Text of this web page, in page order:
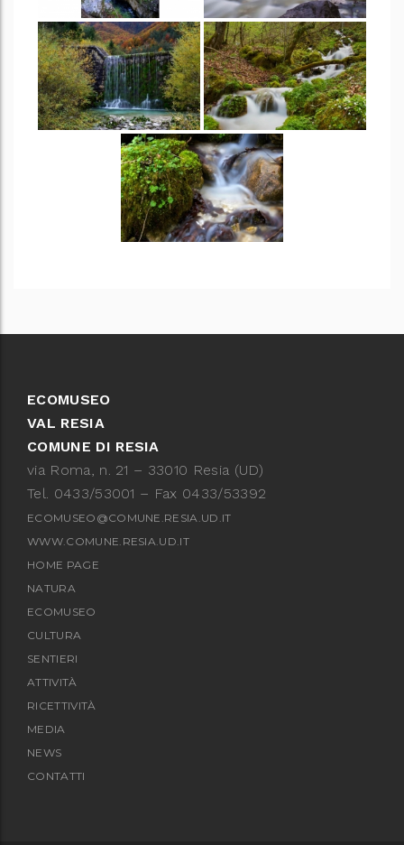
ECOMUSEO
VAL RESIA
COMUNE DI RESIA
via Roma, n. 21 – 33010 Resia (UD)
Tel. 0433/53001 – Fax 0433/53392
ECOMUSEO@COMUNE.RESIA.UD.IT
WWW.COMUNE.RESIA.UD.IT
HOME PAGE
NATURA
ECOMUSEO
CULTURA
SENTIERI
ATTIVITÀ
RICETTIVITÀ
MEDIA
NEWS
CONTATTI